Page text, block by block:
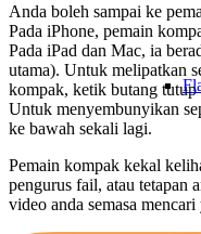
Anda boleh sampai ke
Pada iPhone, pemain
Pada iPad dan Mac, ia
utama). Untuk melipatkan
kompak, ketik butang tutup
Untuk menyembunyikan
ke bawah sekali lagi.
Pemain kompak kekal
pengurus fail, atau tetapan
video anda semasa